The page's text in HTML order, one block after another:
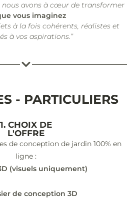
nous avons à cœur de transformer
vous imaginez
à la fois cohérents, réalistes et
à vos aspirations.”
- PARTICULIERS
1. CHOIX DE
L'OFFRE
de conception de jardin 100% en
ligne :
(visuels uniquement)
de conception 3D